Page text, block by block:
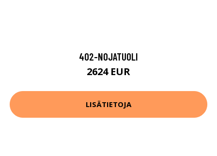
402-NOJATUOLI
2624 EUR
LISÄTIETOJA